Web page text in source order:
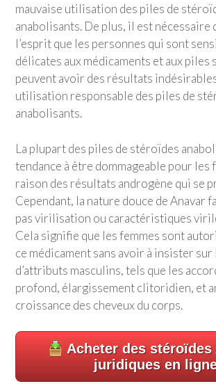
mauvaise utilisation des piles de
anabolisants. De plus, il est nécessaire
l’esprit que les personnes qui sont
délicates aux médicaments et aux piles
peuvent avoir des résultats
utilisation responsable des piles de
anabolisants.
La plupart des piles de stéroïdes
tendance à être dommageable pour les
raison des résultats androgène qui se
Cependant, la nature douce de Anavar
pas virilisation ou caractéristiques
Cela signifie que les femmes sont
ce médicament sans avoir à insister
d’attributs masculins, tels que les
profond, élargissement clitoridien, et
croissance des cheveux du corps.
Acheter des stéroïdes
juridiques en